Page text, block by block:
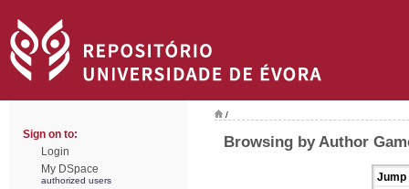
Sign on to:
Login
My DSpace
authorized users
/
Browsing by Author
Jump